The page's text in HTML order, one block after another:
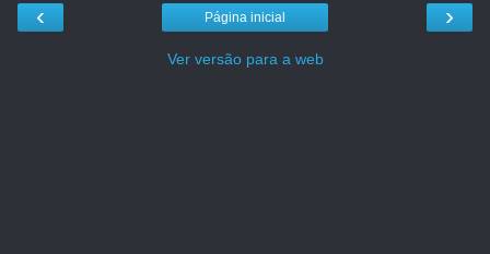
‹ ›
Página inicial
Ver versão para a web